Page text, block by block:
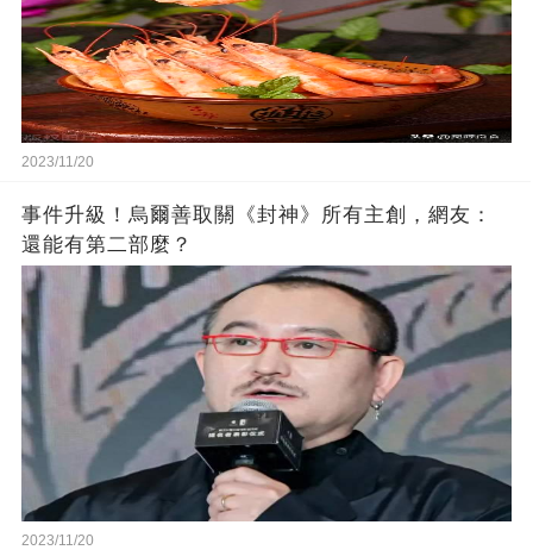
2023/11/20
事件升級！烏爾善取關《封神》所有主創，網友：
還能有第二部麼？
2023/11/20